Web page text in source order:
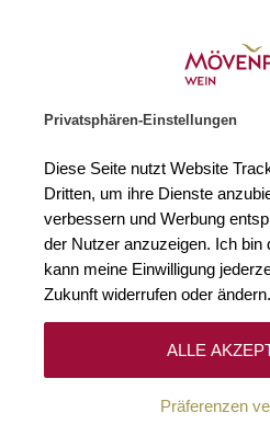
Privatsphären-Einstellungen
Diese Seite nutzt Website
Dritten, um ihre Dienste
verbessern und Werbung
der Nutzer anzuzeigen. Ich bin
kann meine Einwilligung
Zukunft widerrufen oder ändern.
Präferenzen
ALLE
Orvieto 0
Leider können wir keine
ihrer Auswahl finden.